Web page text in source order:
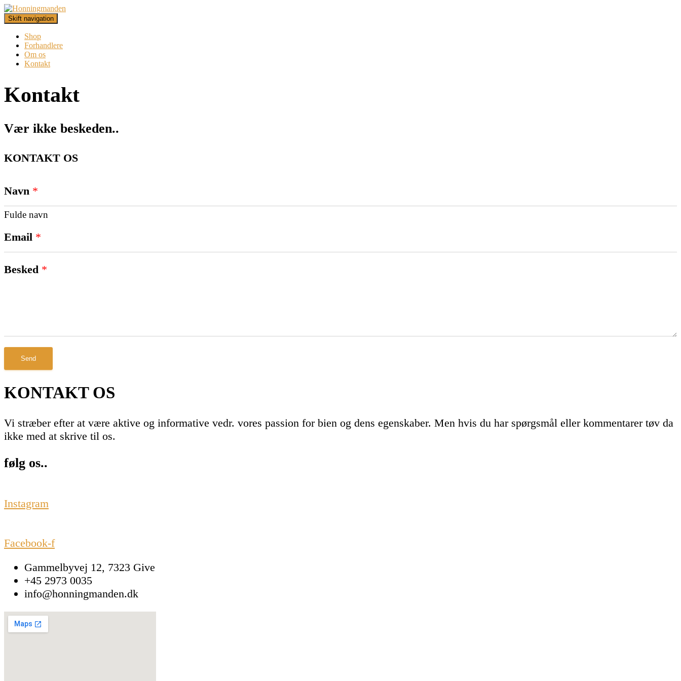
Skift navigation
Shop
Forhandlere
Om os
Kontakt
Kontakt
Vær ikke beskeden..
KONTAKT OS
Navn *
Fulde navn
Email *
Besked *
Send
KONTAKT OS
Vi stræber efter at være aktive og informative vedr. vores passion for bien og dens egenskaber. Men hvis du har spørgsmål eller kommentarer tøv da
ikke med at skrive til os.
følg os..
Instagram
Facebook-f
Gammelbyvej 12, 7323 Give
+45 2973 0035
info@honningmanden.dk